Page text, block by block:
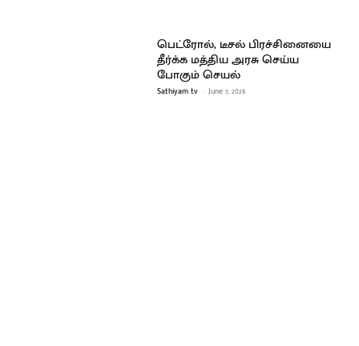
பெட்ரோல், டீசல் பிரச்சினையை
தீர்க்க மத்திய அரசு செய்ய
போகும் செயல்
Sathiyam tv - June 7, 2026